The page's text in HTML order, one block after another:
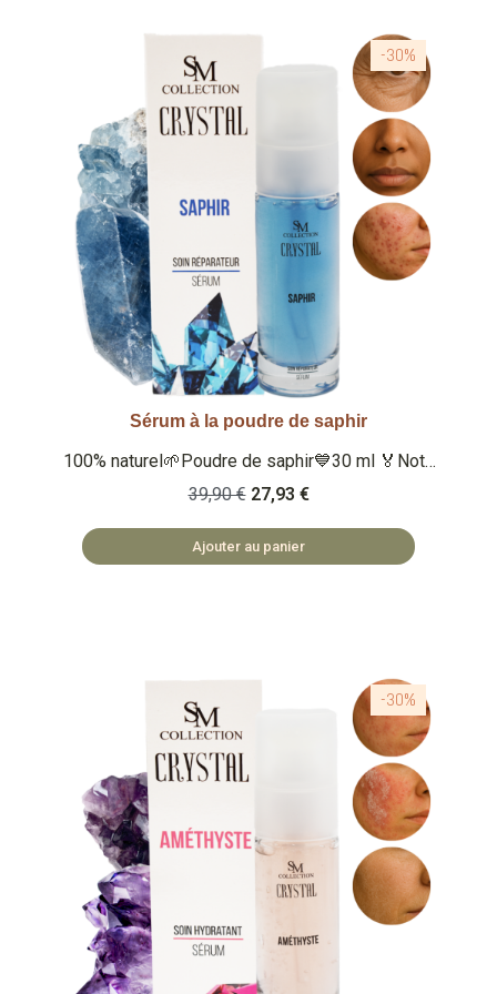
Aperçu rapide
-30%
Sérum à la poudre de saphir
100% naturel🌱Poudre de saphir💙30 ml 🏅Note
Yuka : 100/100 🏅 Note Inci Beauty 20/20 Qu'est
ce que c'est ? Un sérum 100% naturel à la
poudre de saphir. Enrichie en huile de jojoba,
d'amande douce, et en huile de ricin. 🏡
39,90 € 27,93 €
Ajouter au panier
-30%